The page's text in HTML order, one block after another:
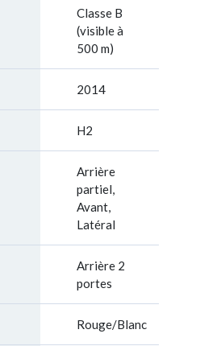
Classe B
(visible à
500 m)
2014
H2
Arrière
partiel,
Avant,
Latéral
Arrière 2
portes
Rouge/Blanc